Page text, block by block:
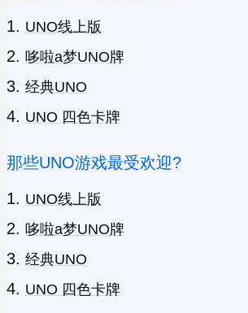
UNO线上版
哆啦a梦UNO牌
经典UNO
UNO 四色卡牌
那些UNO游戏最受欢迎?
UNO线上版
哆啦a梦UNO牌
经典UNO
UNO 四色卡牌